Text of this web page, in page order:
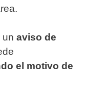
un aviso de
el motivo de